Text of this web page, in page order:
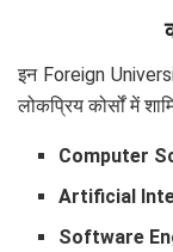
इन Foreign
लोकप्रिय कोर्सों में
Computer
Artificial
Software